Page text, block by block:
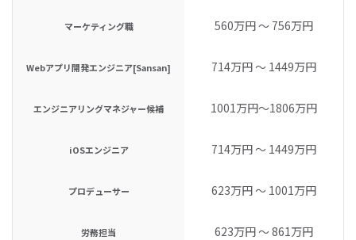
マーケティング職 560万円 〜 756万円
Webアプリ開発エンジニア[Sansan] 714万円 〜 1449万円
エンジニアリングマネジャー候補 1001万円〜1806万円
iOSエンジニア 714万円 〜 1449万円
プロデューサー 623万円 〜 1001万円
労務担当 623万円 〜 861万円